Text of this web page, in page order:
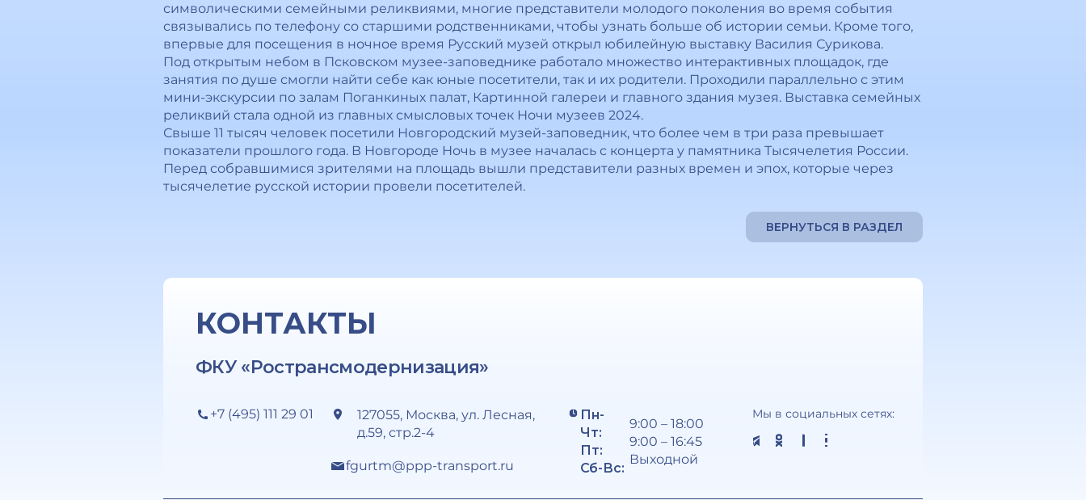
символическими семейными реликвиями, многие представители молодого поколения во время события
связывались по телефону со старшими родственниками, чтобы узнать больше об истории семьи. Кроме того,
впервые для посещения в ночное время Русский музей открыл юбилейную выставку Василия Сурикова.
Под открытым небом в Псковском музее-заповеднике работало множество интерактивных площадок, где
занятия по душе смогли найти себе как юные посетители, так и их родители. Проходили параллельно с этим
мини-экскурсии по залам Поганкиных палат, Картинной галереи и главного здания музея. Выставка семейных
реликвий стала одной из главных смысловых точек Ночи музеев 2024.
Свыше 11 тысяч человек посетили Новгородский музей-заповедник, что более чем в три раза превышает
показатели прошлого года. В Новгороде Ночь в музее началась с концерта у памятника Тысячелетия России.
Перед собравшимися зрителями на площадь вышли представители разных времен и эпох, которые через
тысячелетие русской истории провели посетителей.
ВЕРНУТЬСЯ В РАЗДЕЛ
КОНТАКТЫ
ФКУ «Ространсмодернизация»
+7 (495) 111 29 01
127055, Москва, ул. Лесная,
д.59, стр.2-4
fgurtm@ppp-transport.ru
Пн-
Чт:
Пт:
Сб-Вс:
9:00 – 18:00
9:00 – 16:45
Выходной
Мы в социальных сетях: